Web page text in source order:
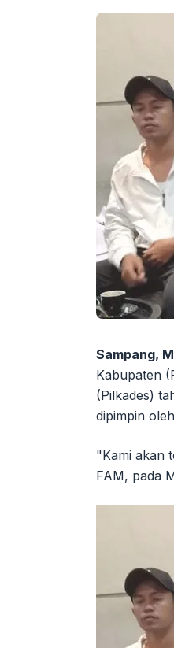
Sampang,
Kabupaten
(Pilkades)
dipimpin
"Kami akan
FAM, pada